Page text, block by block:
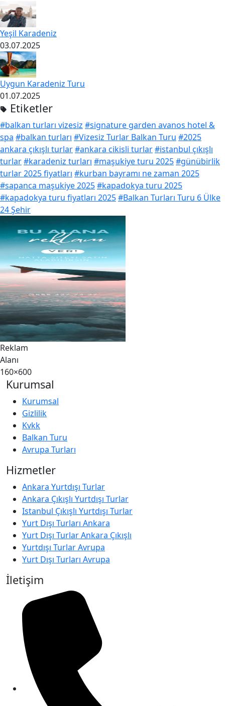
Yeşil Karadeniz
03.07.2025
Uygun Karadeniz Turu
01.07.2025
Etiketler
#balkan turları vizesiz #signature garden avanos hotel &
spa #balkan turları #Vizesiz Turlar Balkan Turu #2025
ankara çıkışlı turlar#ankara cikisli turlar#istanbul çıkışlı
turlar#karadeniz turları #maşukiye turu 2025#günübirlik
turlar 2025 fiyatları #kurban bayramı ne zaman 2025
#sapanca maşukiye 2025#kapadokya turu 2025
#kapadokya turu fiyatları 2025#Balkan Turları Turu 6 Ülke
24 Şehir
Reklam
Alanı
160×600
Kurumsal
Kurumsal
Gizlilik
Kvkk
Balkan Turu
Avrupa Turları
Hizmetler
Ankara Yurtdışı Turlar
Ankara Çıkışlı Yurtdışı Turlar
Istanbul Çıkışlı Yurtdışı Turlar
Yurt Dışı Turları Ankara
Yurt Dışı Turlar Ankara Çıkışlı
Yurtdışı Turlar Avrupa
Yurt Dışı Turları Avrupa
İletişim